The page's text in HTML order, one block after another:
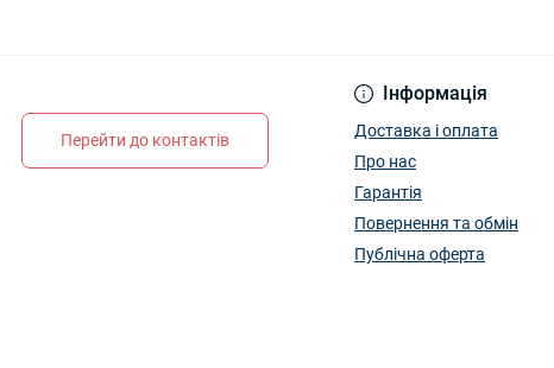
Перейти до контактів
Інформація
Доставка і оплата
Про нас
Гарантія
Повернення та обмін
Публічна оферта